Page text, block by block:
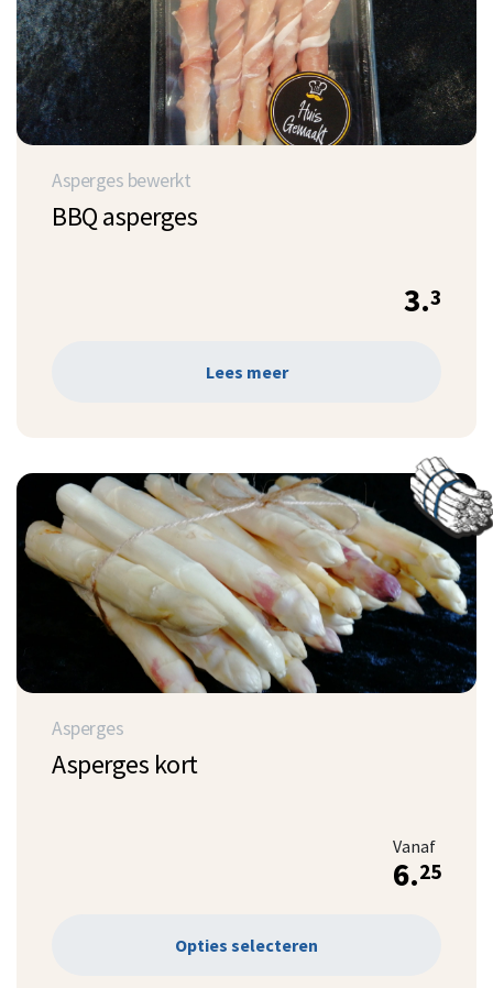
Asperges bewerkt
BBQ asperges
3.3
Lees meer
Asperges
Asperges kort
Vanaf
6.25
Opties selecteren